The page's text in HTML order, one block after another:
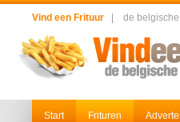
Vind een Frituur de
Start Frituren